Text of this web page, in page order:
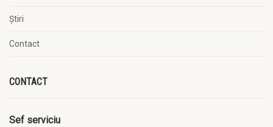
Știri
Contact
CONTACT
Sef serviciu